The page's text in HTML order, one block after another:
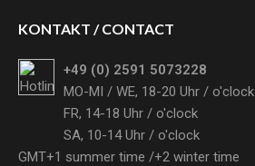
KONTAKT / CONTACT
+49 (0) 2591 5073228
MO-MI / WE, 18-20 Uhr / o'clock
FR, 14-18 Uhr / o'clock
SA, 10-14 Uhr / o'clock
GMT+1 summer time /+2 winter time